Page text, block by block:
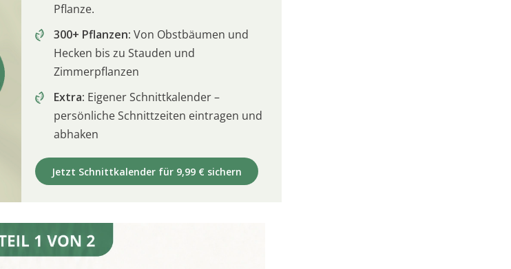
Pflanze.
300+ Pflanzen: Von Obstbäumen und
Hecken bis zu Stauden und
Zimmerpflanzen
Extra: Eigener Schnittkalender –
persönliche Schnittzeiten eintragen und
abhaken
Jetzt Schnittkalender für 9,99 € sichern